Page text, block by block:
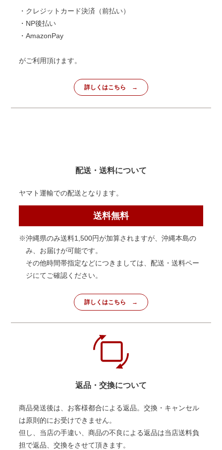
・クレジットカード決済（前払い）
・NP後払い
・AmazonPay
がご利用頂けます。
詳しくはこちら
配送・送料について
ヤマト運輸での配送となります。
送料無料
※沖縄県のみ送料1,500円が加算されますが、沖縄本島の
み、お届けが可能です。
その他時間帯指定などにつきましては、配送・送料ペー
ジにてご確認ください。
詳しくはこちら
返品・交換について
商品発送後は、お客様都合による返品。交換・キャンセル
は原則的にお受けできません。
但し、当店の手違い、商品の不良による返品は当店送料負
担で返品、交換をさせて頂きます。